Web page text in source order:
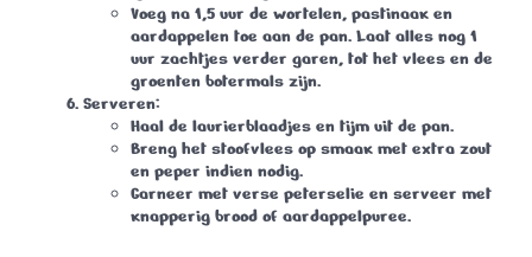
Voeg na 1,5 uur de wortelen, pastinaak en
aardappelen toe aan de pan. Laat alles nog 1
uur zachtjes verder garen, tot het vlees en de
groenten botermals zijn.
Serveren:
Haal de laurierblaadjes en tijm uit de pan.
Breng het stoofvlees op smaak met extra zout
en peper indien nodig.
Garneer met verse peterselie en serveer met
knapperig brood of aardappelpuree.